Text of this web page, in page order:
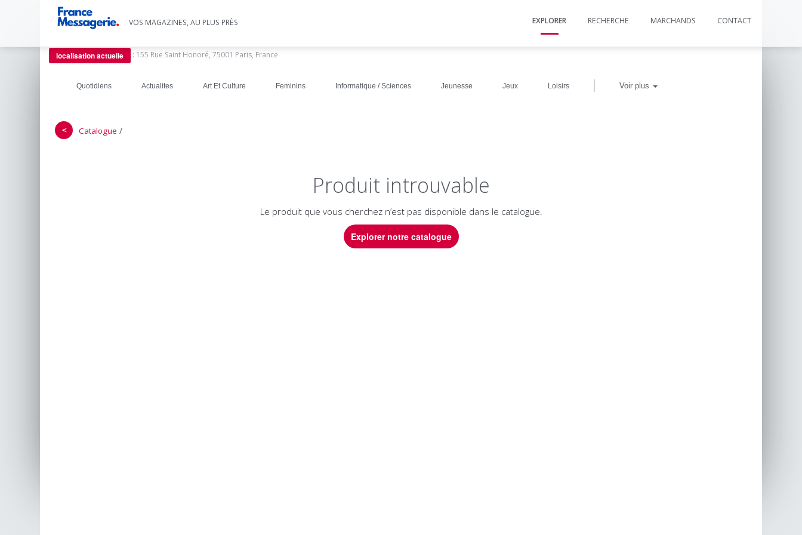
VOS MAGAZINES, AU PLUS PRÈS EXPLORER RECHERCHE MARCHANDS CONTACT
localisation actuelle : 155 Rue Saint Honoré, 75001 Paris, France
Quotidiens Actualites Art Et Culture Feminins Informatique / Sciences Jeunesse Jeux Loisirs | Voir plus
＜ Catalogue /
Produit introuvable
Le produit que vous cherchez n’est pas disponible dans le catalogue.
Explorer notre catalogue